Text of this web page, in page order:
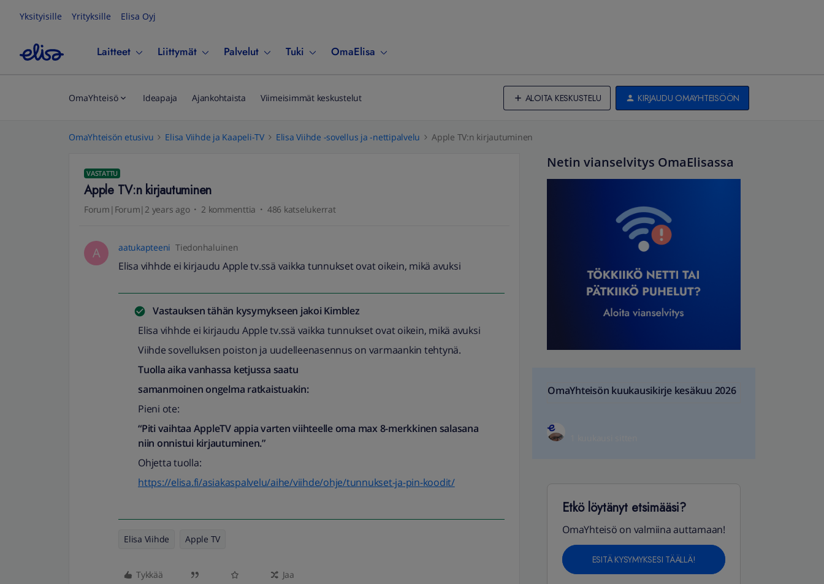
Yksityisille Yrityksille Elisa Oyj
Laitteet Liittymät Palvelut Tuki OmaElisa
OmaYhteisö Ideapaja Ajankohtaista Viimeisimmät keskustelut ALOITA KESKUSTELU KIRJAUDU OMAYHTEISÖÖN
OmaYhteisön etusivu Elisa Viihde ja Kaapeli-TV Elisa Viihde -sovellus ja -nettipalvelu Apple TV:n kirjautuminen
VASTATTU
Apple TV:n kirjautuminen
Forum|Forum|2 years ago 2 kommenttia 486 katselukerrat
A aatukapteeni Tiedonhaluinen
Elisa vihhde ei kirjaudu Apple tv.ssä vaikka tunnukset ovat oikein, mikä avuksi
Vastauksen tähän kysymykseen jakoi Kimblez
Elisa vihhde ei kirjaudu Apple tv.ssä vaikka tunnukset ovat oikein, mikä avuksi
Viihde sovelluksen poiston ja uudelleenasennus on varmaankin tehtynä.
Tuolla aika vanhassa ketjussa saatu
samanmoinen ongelma ratkaistuakin:
Pieni ote:
“Piti vaihtaa AppleTV appia varten viihteelle oma max 8-merkkinen salasana
niin onnistui kirjautuminen.”
Ohjetta tuolla:
https://elisa.fi/asiakaspalvelu/aihe/viihde/ohje/tunnukset-ja-pin-koodit/
Elisa Viihde Apple TV
Tykkää Jaa
Netin vianselvitys OmaElisassa
OmaYhteisön kuukausikirje kesäkuu 2026
Etkö löytänyt etsimääsi?
OmaYhteisö on valmiina auttamaan!
ESITÄ KYSYMYKSESI TÄÄLLÄ!